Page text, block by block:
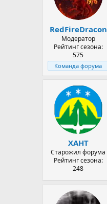
RedFireDracon
Модератор
Рейтинг сезона:
575
Команда форума
ХАНТ
Старожил форума
Рейтинг сезона:
248